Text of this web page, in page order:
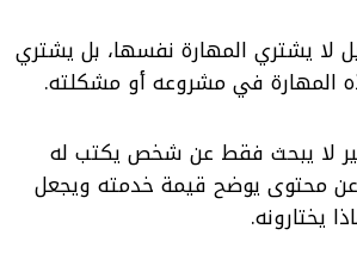
لا يشتري المهارة نفسها، بل يشتري
المهارة في مشروعه أو مشكلته.
لا يبحث فقط عن شخص يكتب له
محتوى يوضح قيمة خدمته ويجعل
يختارونه.